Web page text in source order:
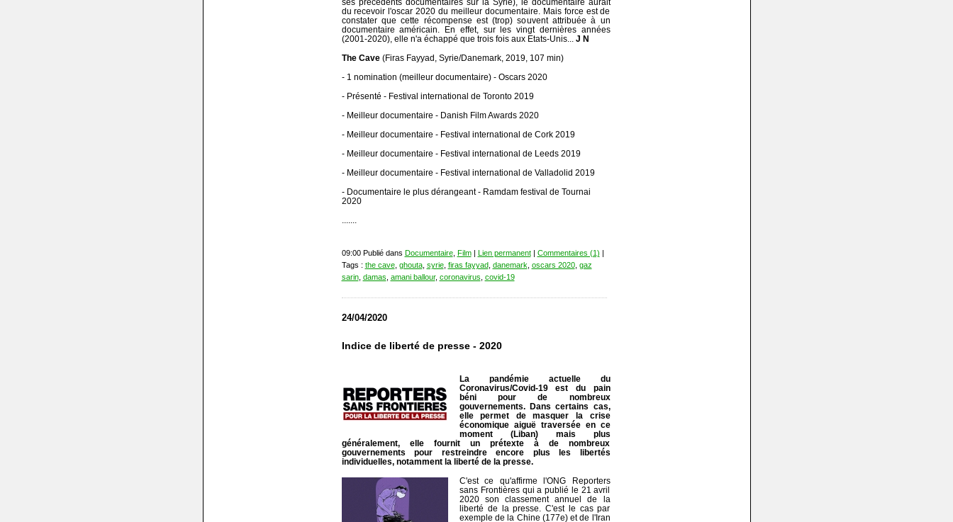
du recevoir l'oscar 2020 du meilleur documentaire. Mais force est de
constater que cette récompense est (trop) souvent attribuée à un
documentaire américain. En effet, sur les vingt dernières années
(2001-2020), elle n'a échappé que trois fois aux Etats-Unis... J N
The Cave(Firas Fayyad, Syrie/Danemark, 2019, 107 min)
- 1 nomination (meilleur documentaire) - Oscars 2020
- Présenté - Festival international de Toronto 2019
- Meilleur documentaire - Danish Film Awards 2020
- Meilleur documentaire - Festival international de Cork 2019
- Meilleur documentaire - Festival international de Leeds 2019
- Meilleur documentaire - Festival international de Valladolid 2019
- Documentaire le plus dérangeant - Ramdam festival de Tournai
2020
09:00 Publié dans Documentaire, Film| Lien permanent| Commentaires (1) |
Tags : the cave, ghouta, syrie, firas fayyad, danemark oscars 2020, gaz
sarin, damas amani ballour, coronavirus covid-19
24/04/2020
Indice de liberté de presse - 2020
La pandémie actuelle du
Coronavirus/Covid-19 est du pain
béni pour de nombreux
gouvernements. Dans certains cas,
elle permet de masquer la crise
économique aiguë traversée en ce
moment (Liban) mais plus
généralement, elle fournit un prétexte à de nombreux
gouvernements pour restreindre encore plus les libertés
individuelles, notamment la liberté de la presse.
C'est ce qu'affirme l'ONG Reporters
sans Frontières qui a publié le 21 avril
2020 son classement annuel de la
liberté de la presse. C'est le cas par
exemple de la Chine (177e) et de l'Iran